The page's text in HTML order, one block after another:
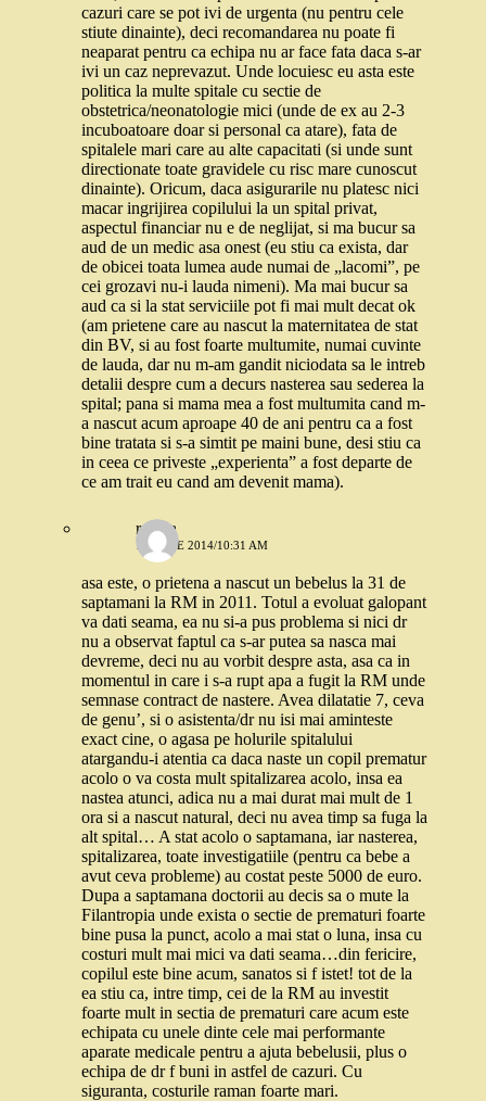
cazuri care se pot ivi de urgenta (nu pentru cele
stiute dinainte), deci recomandarea nu poate fi
neaparat pentru ca echipa nu ar face fata daca s-ar
ivi un caz neprevazut. Unde locuiesc eu asta este
politica la multe spitale cu sectie de
obstetrica/neonatologie mici (unde de ex au 2-3
incuboatoare doar si personal ca atare), fata de
spitalele mari care au alte capacitati (si unde sunt
directionate toate gravidele cu risc mare cunoscut
dinainte). Oricum, daca asigurarile nu platesc nici
macar ingrijirea copilului la un spital privat,
aspectul financiar nu e de neglijat, si ma bucur sa
aud de un medic asa onest (eu stiu ca exista, dar
de obicei toata lumea aude numai de „lacomi”, pe
cei grozavi nu-i lauda nimeni). Ma mai bucur sa
aud ca si la stat serviciile pot fi mai mult decat ok
(am prietene care au nascut la maternitatea de stat
din BV, si au fost foarte multumite, numai cuvinte
de lauda, dar nu m-am gandit niciodata sa le intreb
detalii despre cum a decurs nasterea sau sederea la
spital; pana si mama mea a fost multumita cand m-
a nascut acum aproape 40 de ani pentru ca a fost
bine tratata si s-a simtit pe maini bune, desi stiu ca
in ceea ce priveste „experienta” a fost departe de
ce am trait eu cand am devenit mama).
raluca
16 IULIE 2014/10:31 AM
asa este, o prietena a nascut un bebelus la 31 de
saptamani la RM in 2011. Totul a evoluat galopant
va dati seama, ea nu si-a pus problema si nici dr
nu a observat faptul ca s-ar putea sa nasca mai
devreme, deci nu au vorbit despre asta, asa ca in
momentul in care i s-a rupt apa a fugit la RM unde
semnase contract de nastere. Avea dilatatie 7, ceva
de genu’, si o asistenta/dr nu isi mai aminteste
exact cine, o agasa pe holurile spitalului
atargandu-i atentia ca daca naste un copil prematur
acolo o va costa mult spitalizarea acolo, insa ea
nastea atunci, adica nu a mai durat mai mult de 1
ora si a nascut natural, deci nu avea timp sa fuga la
alt spital… A stat acolo o saptamana, iar nasterea,
spitalizarea, toate investigatiile (pentru ca bebe a
avut ceva probleme) au costat peste 5000 de euro.
Dupa a saptamana doctorii au decis sa o mute la
Filantropia unde exista o sectie de prematuri foarte
bine pusa la punct, acolo a mai stat o luna, insa cu
costuri mult mai mici va dati seama…din fericire,
copilul este bine acum, sanatos si f istet! tot de la
ea stiu ca, intre timp, cei de la RM au investit
foarte mult in sectia de prematuri care acum este
echipata cu unele dinte cele mai performante
aparate medicale pentru a ajuta bebelusii, plus o
echipa de dr f buni in astfel de cazuri. Cu
siguranta, costurile raman foarte mari.